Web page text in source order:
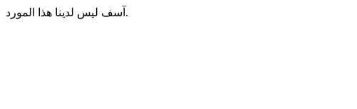
آسف ليس لدينا هذا المورد.